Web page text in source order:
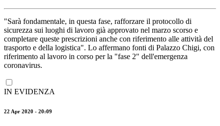
"Sarà fondamentale, in questa fase, rafforzare il protocollo di
sicurezza sui luoghi di lavoro già approvato nel marzo scorso e
completare queste prescrizioni anche con riferimento alle attività del
trasporto e della logistica". Lo affermano fonti di Palazzo Chigi, con
riferimento al lavoro in corso per la "fase 2" dell'emergenza
coronavirus.
IN EVIDENZA
22 Apr 2020 - 20:09